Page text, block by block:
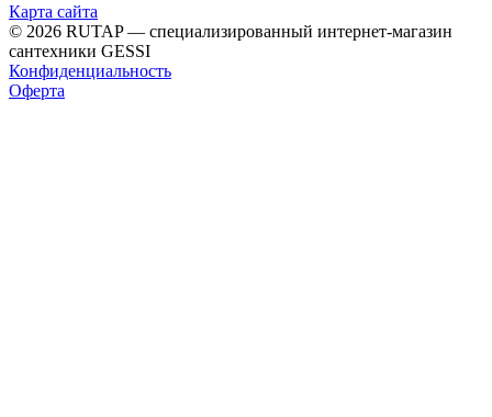
Карта сайта
© 2026 RUTAP — специализированный интернет-магазин
сантехники GESSI
Конфиденциальность
Оферта